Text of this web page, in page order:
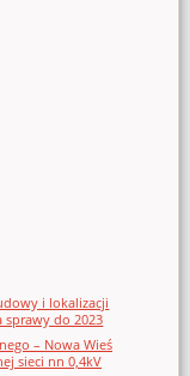
i lokalizacji
sprawy do 2023
– Nowa Wieś
sieci nn 0,4kV